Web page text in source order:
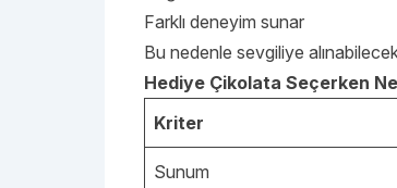
Farklı deneyim sunar
Bu nedenle sevgiliye
Hediye Çikolata Seçerken
Kriter
Sunum